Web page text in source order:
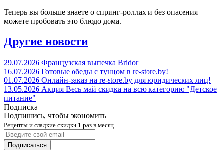
Теперь вы больше знаете о спринг-роллах и без опасения
можете пробовать это блюдо дома.
Другие новости
29.07.2026 Французская выпечка Bridor
16.07.2026 Готовые обеды с тунцом в re-store.by!
01.07.2026 Онлайн-заказ на re-store.by для юридических лиц!
13.05.2026 Акция Весь май скидка на всю категорию "Детское
питание"
Подписка
Подпишись, чтобы экономить
Рецепты и сладкие скидки 1 раз в месяц
Подписаться